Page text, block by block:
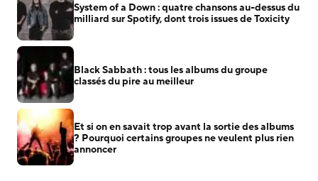
System of a Down : quatre chansons au-dessus du
milliard sur Spotify, dont trois issues de Toxicity
Black Sabbath : tous les albums du groupe
classés du pire au meilleur
Et si on en savait trop avant la sortie des albums
? Pourquoi certains groupes ne veulent plus rien
annoncer